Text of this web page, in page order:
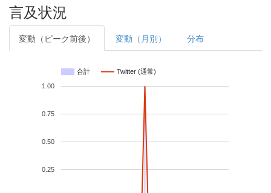
言及状況
変動（ピーク前後） 変動（月別） 分布
合計 Twitter (通常)
0.25
0.50
0.75
1.00